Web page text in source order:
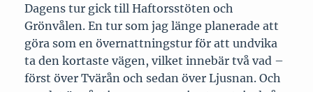
Dagens tur gick till Haftorsstöten och
Grönvålen. En tur som jag länge planerade att
göra som en övernattningstur för att undvika
ta den kortaste vägen, vilket innebär två vad –
först över Tvärån och sedan över Ljusnan. Och